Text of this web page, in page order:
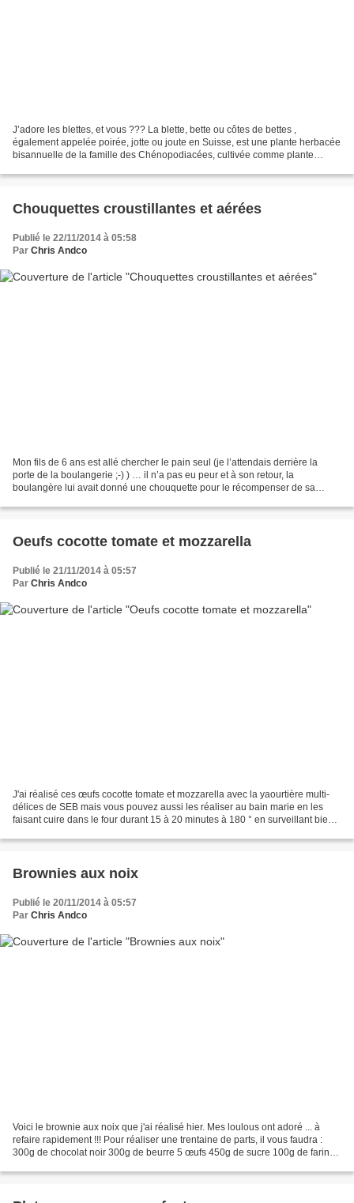
J’adore les blettes, et vous ??? La blette, bette ou côtes de bettes ,
également appelée poirée, jotte ou joute en Suisse, est une plante herbacée
bisannuelle de la famille des Chénopodiacées, cultivée comme plante
Chouquettes croustillantes et aérées
Publié le 22/11/2014 à 05:58
Par Chris Andco
Mon fils de 6 ans est allé chercher le pain seul (je l’attendais derrière la
porte de la boulangerie ;-) ) … il n’a pas eu peur et à son retour, la
boulangère lui avait donné une chouquette pour le récompenser de sa
Oeufs cocotte tomate et mozzarella
Publié le 21/11/2014 à 05:57
Par Chris Andco
J'ai réalisé ces œufs cocotte tomate et mozzarella avec la yaourtière multi-
délices de SEB mais vous pouvez aussi les réaliser au bain marie en les
faisant cuire dans le four durant 15 à 20 minutes à 180 ° en surveillant bien
Brownies aux noix
Publié le 20/11/2014 à 05:57
Par Chris Andco
Voici le brownie aux noix que j'ai réalisé hier. Mes loulous ont adoré ... à
refaire rapidement !!! Pour réaliser une trentaine de parts, il vous faudra :
300g de chocolat noir 300g de beurre 5 œufs 450g de sucre 100g de farine